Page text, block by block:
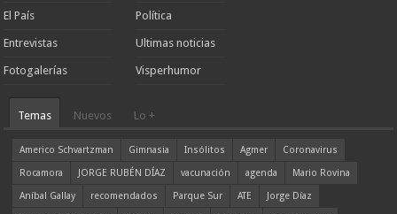
El País
Entrevistas
Fotogalerías
Política
Ultimas noticias
Visperhumor
Temas Nuevos Lo +
Americo Schvartzman Gimnasia Insólitos Agmer
Coronavirus
Rocamora
JORGE RUBÉN DÍAZ vacunación agenda
Mario Rovina
Aníbal Gallay
recomendados Parque Sur ATE
Jorge Díaz